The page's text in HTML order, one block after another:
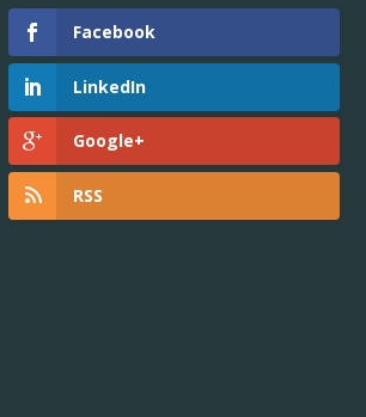
Facebook
LinkedIn
Google+
RSS